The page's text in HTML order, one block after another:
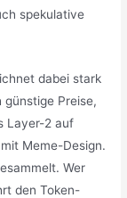
spekulative
dabei stark
Preise,
Layer-2 auf
Meme-Design.
Wer
den Token-